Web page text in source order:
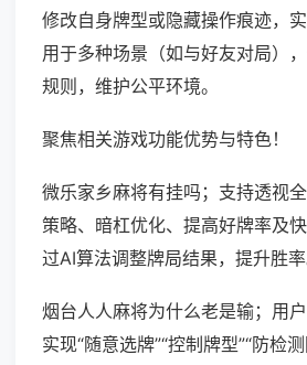
修改自身牌型或隐藏操作痕迹，
用于多种场景（如与好友对局）
规则，维护公平环境。
聚焦相关游戏功能优势与特色！
微乐家乡麻将有挂吗；支持透视
策略、暗杠优化、提高好牌率及
过AI算法调整牌局结果，提升胜率
烟台人人麻将为什么老是输；用
实现“随意选牌”“控制牌型”“防检